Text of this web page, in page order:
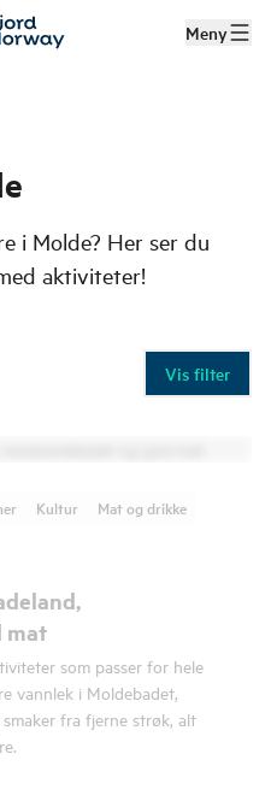
Meny
i Molde? Her ser du
aktiviteter!
Vis filter
Kultur
Mat og drikke
mat
som passer for hele
vannlek i Moldebadet,
fra fjerne strøk, alt